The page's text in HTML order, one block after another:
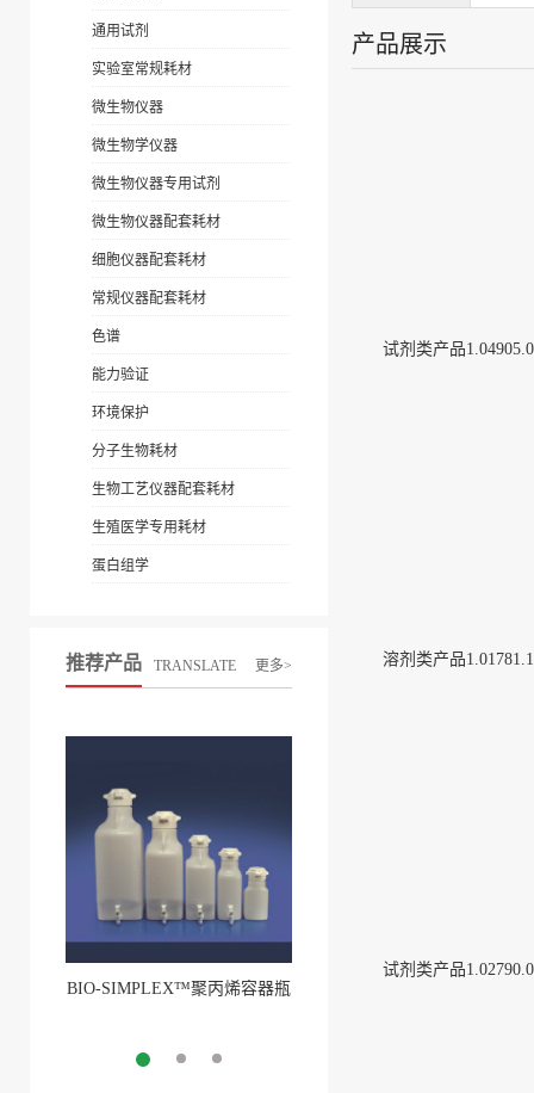
通用试剂
实验室常规耗材
微生物仪器
微生物学仪器
微生物仪器专用试剂
微生物仪器配套耗材
细胞仪器配套耗材
常规仪器配套耗材
色谱
能力验证
环境保护
分子生物耗材
生物工艺仪器配套耗材
生殖医学专用耗材
蛋白组学
推荐产品 TRANSLATE 更多>
BIO-SIMPLEX™聚丙烯容器瓶
产品展示
试剂类产品
溶剂类产品
试剂类产品